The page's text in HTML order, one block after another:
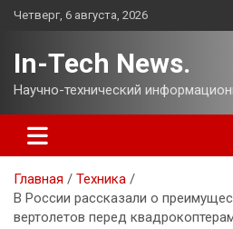
Перейти
Четверг, 6 августа, 2026
In-Tech News.
Научно-технический
Главная
Техника
В России рассказали о
вертолетов перед